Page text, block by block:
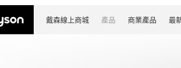
戴森線上商城 產品 商業產品 最